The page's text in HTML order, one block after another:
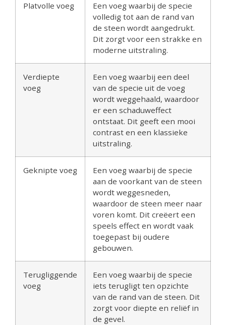
Platvolle voeg
Een voeg waarbij de specie
volledig tot aan de rand van
de steen wordt aangedrukt.
Dit zorgt voor een strakke en
moderne uitstraling.
Verdiepte
voeg
Een voeg waarbij een deel
van de specie uit de voeg
wordt weggehaald, waardoor
er een schaduweffect
ontstaat. Dit geeft een mooi
contrast en een klassieke
uitstraling.
Geknipte voeg
Een voeg waarbij de specie
aan de voorkant van de steen
wordt weggesneden,
waardoor de steen meer naar
voren komt. Dit creëert een
speels effect en wordt vaak
toegepast bij oudere
gebouwen.
Terugliggende
voeg
Een voeg waarbij de specie
iets terugligt ten opzichte
van de rand van de steen. Dit
zorgt voor diepte en reliëf in
de gevel.